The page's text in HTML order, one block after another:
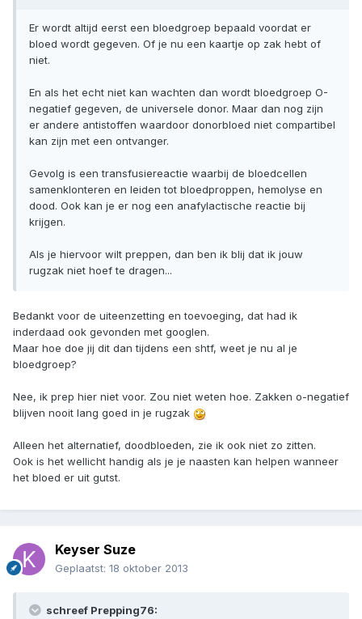
Er wordt altijd eerst een bloedgroep bepaald voordat er
bloed wordt gegeven. Of je nu een kaartje op zak hebt of
niet.
En als het echt niet kan wachten dan wordt bloedgroep O-
negatief gegeven, de universele donor. Maar dan nog zijn
er andere antistoffen waardoor donorbloed niet compartibel
kan zijn met een ontvanger.
Gevolg is een transfusiereactie waarbij de bloedcellen
samenklonteren en leiden tot bloedproppen, hemolyse en
dood. Ook kan je er nog een anafylactische reactie bij
krijgen.
Als je hiervoor wilt preppen, dan ben ik blij dat ik jouw
rugzak niet hoef te dragen...
Bedankt voor de uiteenzetting en toevoeging, dat had ik
inderdaad ook gevonden met googlen.
Maar hoe doe jij dit dan tijdens een shtf, weet je nu al je
bloedgroep?
Nee, ik prep hier niet voor. Zou niet weten hoe. Zakken o-negatief
blijven nooit lang goed in je rugzak
Alleen het alternatief, doodbloeden, zie ik ook niet zo zitten.
Ook is het wellicht handig als je je naasten kan helpen wanneer
het bloed er uit gutst.
Keyser Suze
Geplaatst: 18 oktober 2013
schreef Prepping76: